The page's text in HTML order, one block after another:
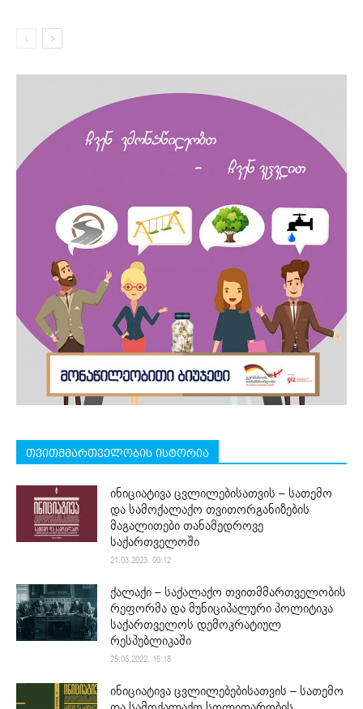
თვითმმართველობის ისტორია
ინიციატივა ცვლილებისათვის – სათემო
და სამოქალაქო თვითორგანიზების
მაგალითები თანამედროვე
საქართველოში
21.03.2023. 00:12
ქალაქი – საქალაქო თვითმმართველობის
რეფორმა და მუნიციპალური პოლიტიკა
საქართველოს დემოკრატიულ
რესპუბლიკაში
25.05.2022. 16:18
ინიციატივა ცვლილებებისათვის – სათემო